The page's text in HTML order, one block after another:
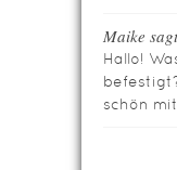
Maike
Hallo!
schön